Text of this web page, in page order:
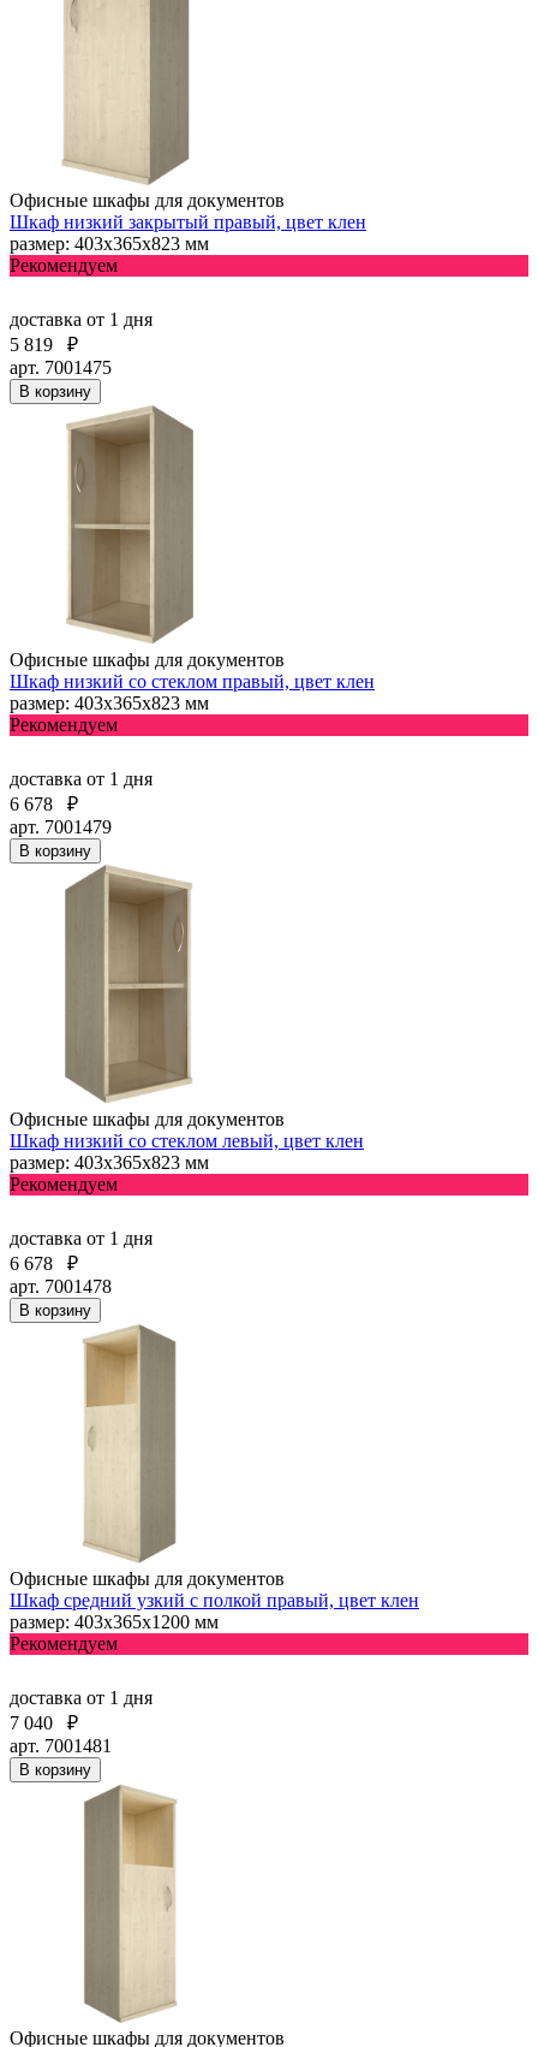
Офисные шкафы для документов
Шкаф низкий закрытый правый, цвет клен
размер: 403х365х823 мм
Рекомендуем
доставка от 1 дня
5 819
₽
арт. 7001475
В корзину
Офисные шкафы для документов
Шкаф низкий со стеклом правый, цвет клен
размер: 403х365х823 мм
Рекомендуем
доставка от 1 дня
6 678
₽
арт. 7001479
В корзину
Офисные шкафы для документов
Шкаф низкий со стеклом левый, цвет клен
размер: 403х365х823 мм
Рекомендуем
доставка от 1 дня
6 678
₽
арт. 7001478
В корзину
Офисные шкафы для документов
Шкаф средний узкий с полкой правый, цвет клен
размер: 403х365х1200 мм
Рекомендуем
доставка от 1 дня
7 040
₽
арт. 7001481
В корзину
Офисные шкафы для документов